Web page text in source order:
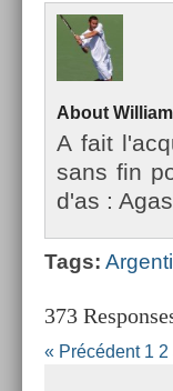
About Wil­liam
A fait
sans fin
d'as :
Tags:
373
« Précédent 1 2